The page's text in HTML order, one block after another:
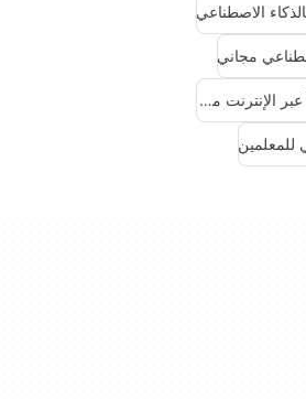
الاصطناعي
مجاني
اسأل الذكاء الاصطناعي سؤالاً عبر الإنترنت مجانًا
للمعلمين